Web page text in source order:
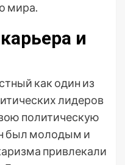
мира.
и
как один из
лидеров
политическую
был молодым и
привлекали